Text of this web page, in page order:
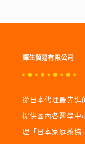
輝生貿易有限公司
從日本代理最先進
提供國內各醫學中
理「日本家庭藥協